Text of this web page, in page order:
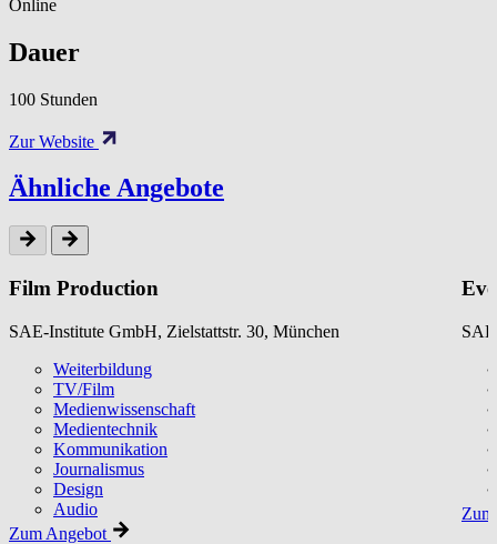
Online
Dauer
100 Stunden
Zur Website
Ähnliche Angebote
Film Production
SAE-Institute GmbH, Zielstattstr. 30, München
Weiterbildung
TV/Film
Medienwissenschaft
Medientechnik
Kommunikation
Journalismus
Design
Audio
Zum Angebot